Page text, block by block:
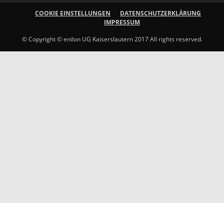
COOKIE EINSTELLUNGEN
DATENSCHUTZERKLÄRUNG
IMPRESSUM
© Copyright © enilon UG Kaiserslautern 2017 All rights reserved.